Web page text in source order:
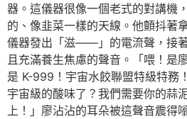
器。這儀器很像一個老式的對講機
的、像韭菜一樣的天線。他顫抖著
儀器發出「滋——」的電流聲，接
且充滿養生焦慮的聲音。「喂！是
是 K-999！宇宙水餃聯盟特級特務
宇宙級的酸味了？我們需要你的蒜
上！」廖沾沾的耳朵被這聲音震得